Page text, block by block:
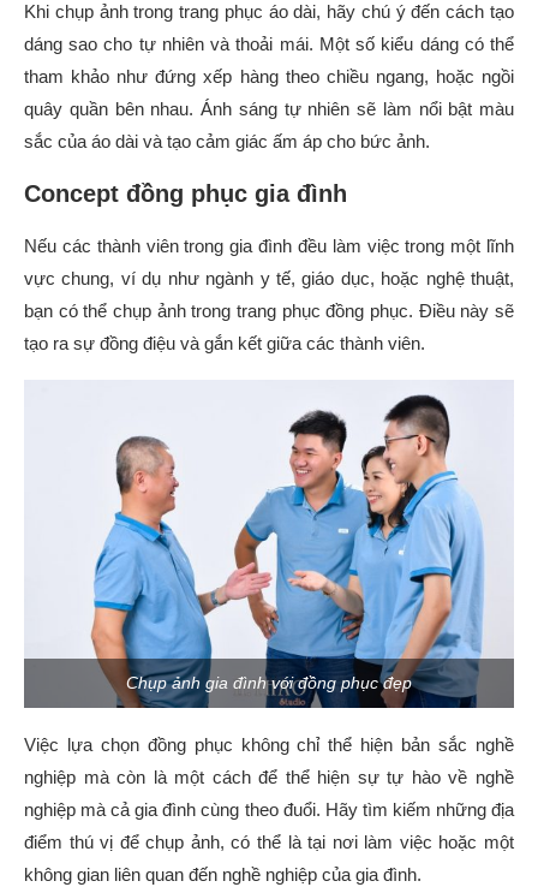
Khi chụp ảnh trong trang phục áo dài, hãy chú ý đến cách tạo
dáng sao cho tự nhiên và thoải mái. Một số kiểu dáng có thể
tham khảo như đứng xếp hàng theo chiều ngang, hoặc ngồi
quây quần bên nhau. Ánh sáng tự nhiên sẽ làm nổi bật màu
sắc của áo dài và tạo cảm giác ấm áp cho bức ảnh.
Concept đồng phục gia đình
Nếu các thành viên trong gia đình đều làm việc trong một lĩnh
vực chung, ví dụ như ngành y tế, giáo dục, hoặc nghệ thuật,
bạn có thể chụp ảnh trong trang phục đồng phục. Điều này sẽ
tạo ra sự đồng điệu và gắn kết giữa các thành viên.
Chụp ảnh gia đình với đồng phục đẹp
Việc lựa chọn đồng phục không chỉ thể hiện bản sắc nghề
nghiệp mà còn là một cách để thể hiện sự tự hào về nghề
nghiệp mà cả gia đình cùng theo đuổi. Hãy tìm kiếm những địa
điểm thú vị để chụp ảnh, có thể là tại nơi làm việc hoặc một
không gian liên quan đến nghề nghiệp của gia đình.